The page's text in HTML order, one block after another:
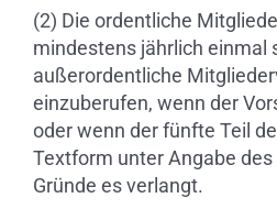
(2) Die ordentliche
mindestens jährlich einmal
außerordentliche
einzuberufen, wenn der
oder wenn der fünfte Teil
Textform unter Angabe
Gründe es verlangt.